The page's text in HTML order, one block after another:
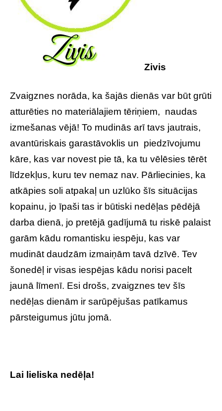
Zivis
Zvaigznes norāda, ka šajās dienās var būt grūti
atturēties no materiālajiem tēriņiem, naudas
izmešanas vējā! To mudinās arī tavs jautrais,
avantūriskais garastāvoklis un piedzīvojumu
kāre, kas var novest pie tā, ka tu vēlēsies tērēt
līdzekļus, kuru tev nemaz nav. Pārliecinies, ka
atkāpies soli atpakaļ un uzlūko šīs situācijas
kopainu, jo īpaši tas ir būtiski nedēļas pēdējā
darba dienā, jo pretējā gadījumā tu riskē palaist
garām kādu romantisku iespēju, kas var
mudināt daudzām izmaiņām tavā dzīvē. Tev
šonedēļ ir visas iespējas kādu norisi pacelt
jaunā līmenī. Esi drošs, zvaigznes tev šīs
nedēļas dienām ir sarūpējušas patīkamus
pārsteigumus jūtu jomā.
Lai lieliska nedēļa!